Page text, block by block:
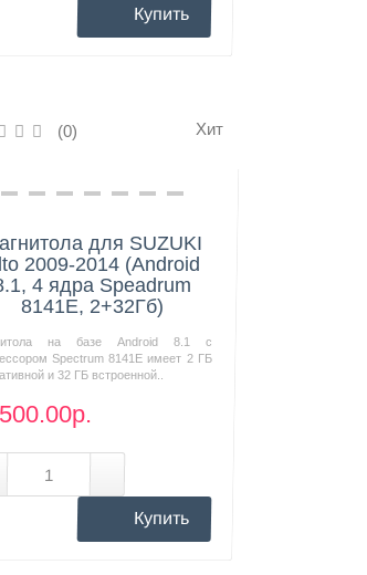
Купить
(0) Хит
Нашли дешевле?
для SUZUKI
2009-2014 (Android
4 ядра Speadrum
8141E, 2+32Гб)
на базе Android 8.1 с
Spectrum 8141E имеет 2 ГБ
и 32 ГБ встроенной..
Купить